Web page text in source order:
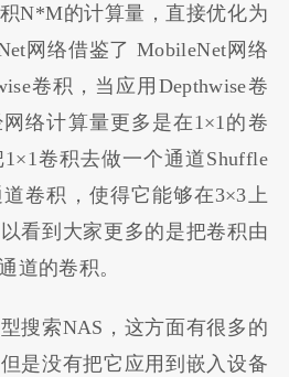
N*M的计算量，直接优化为
网络借鉴了 MobileNet网络
卷积，当应用Depthwise卷
络计算量更多是在1×1的卷
卷积去做一个通道Shuffle
卷积，使得它能够在3×3上
看到大家更多的是把卷积由
道的卷积。
搜索NAS，这方面有很多的
是没有把它应用到嵌入设备